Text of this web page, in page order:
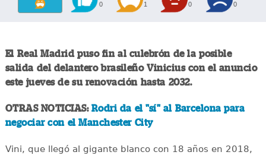
0 1 0 0
El Real Madrid puso fin al culebrón de la posible
salida del delantero brasileño Vinicius con el anuncio
este jueves de su renovación hasta 2032.
OTRAS NOTICIAS: Rodri da el "sí" al Barcelona para
negociar con el Manchester City
Vini, que llegó al gigante blanco con 18 años en 2018,